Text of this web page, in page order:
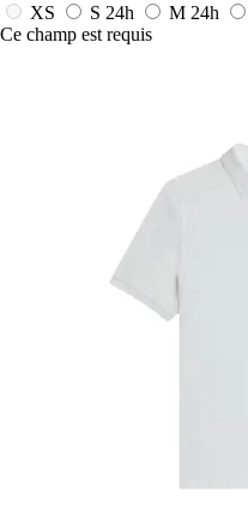
XS
S 24h M 24h
Ce champ est requis